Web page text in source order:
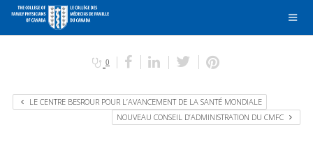
0
LE CENTRE BESROUR POUR L’AVANCEMENT DE LA SANTÉ MONDIALE
NOUVEAU CONSEIL D’ADMINISTRATION DU CMFC